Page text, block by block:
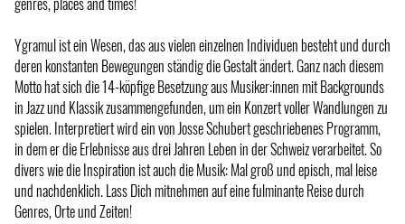
Ygramul ist ein Wesen, das aus vielen einzelnen Individuen besteht und durch
deren konstanten Bewegungen ständig die Gestalt ändert. Ganz nach diesem
Motto hat sich die 14-köpfige Besetzung aus Musiker:innen mit Backgrounds
in Jazz und Klassik zusammengefunden, um ein Konzert voller Wandlungen zu
spielen. Interpretiert wird ein von Josse Schubert geschriebenes Programm,
in dem er die Erlebnisse aus drei Jahren Leben in der Schweiz verarbeitet. So
divers wie die Inspiration ist auch die Musik: Mal groß und episch, mal leise
und nachdenklich. Lass Dich mitnehmen auf eine fulminante Reise durch
Genres, Orte und Zeiten!